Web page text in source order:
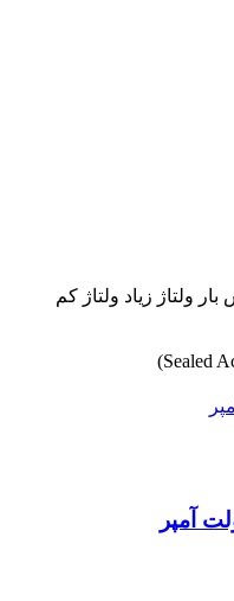
ولتاژ زیاد ولتاژ کم